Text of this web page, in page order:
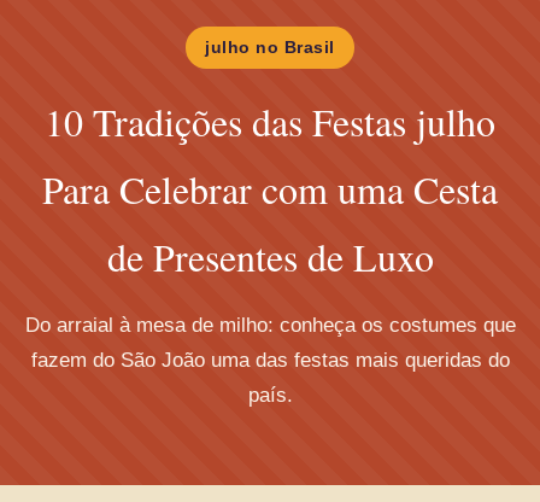
julho no Brasil
10 Tradições das Festas julho
Para Celebrar com uma Cesta
de Presentes de Luxo
Do arraial à mesa de milho: conheça os costumes que
fazem do São João uma das festas mais queridas do
país.